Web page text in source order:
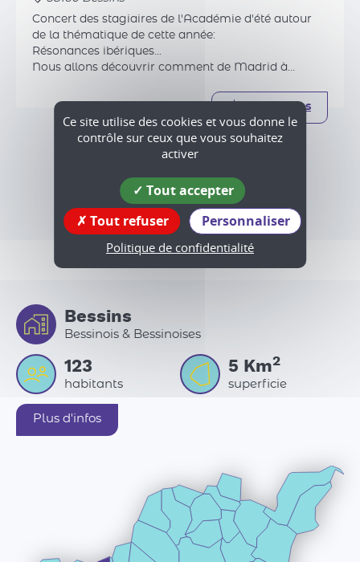
Concert des stagiaires de l'Académie d'été autour
de la thématique de cette année:
Résonances ibériques...
Nous allons découvrir comment de Madrid à
le cœur de l'Europe.
Plus d'infos
Tout l'agenda
Bessins
Bessinois & Bessinoises
123
habitants
5 Km2
superficie
Plus d'infos
Ce site utilise des cookies et vous donne le
contrôle sur ceux que vous souhaitez
activer
Tout accepter
Tout refuser
Personnaliser
Politique de confidentialité